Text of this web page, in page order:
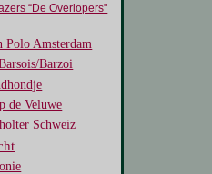
“De Overlopers"
Polo Amsterdam
Barzoi
de Veluwe
Schweiz